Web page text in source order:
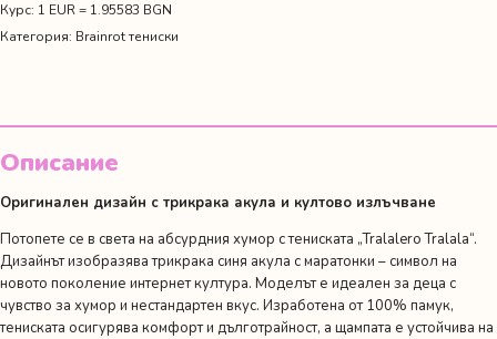
Курс: 1 EUR = 1.95583 BGN
Категория: Brainrot тениски
Описание
Оригинален дизайн с трикрака акула и култово излъчване
Потопете се в света на абсурдния хумор с тениската „Tralalero Tralala“.
Дизайнът изобразява трикрака синя акула с маратонки – символ на
новото поколение интернет култура. Моделът е идеален за деца с
чувство за хумор и нестандартен вкус. Изработена от 100% памук,
тениската осигурява комфорт и дълготрайност, а щампата е устойчива на